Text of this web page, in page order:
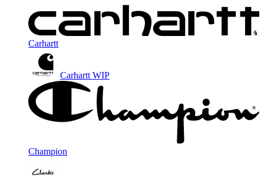
Carhartt
Carhartt WIP
Champion